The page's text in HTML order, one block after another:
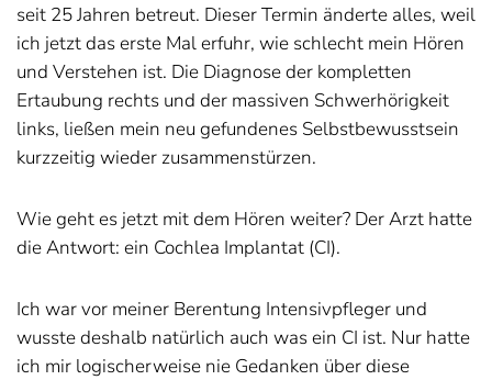
seit 25 Jahren betreut. Dieser Termin änderte alles, weil
ich jetzt das erste Mal erfuhr, wie schlecht mein Hören
und Verstehen ist. Die Diagnose der kompletten
Ertaubung rechts und der massiven Schwerhörigkeit
links, ließen mein neu gefundenes Selbstbewusstsein
kurzzeitig wieder zusammenstürzen.
Wie geht es jetzt mit dem Hören weiter? Der Arzt hatte
die Antwort: ein Cochlea Implantat (CI).
Ich war vor meiner Berentung Intensivpfleger und
wusste deshalb natürlich auch was ein CI ist. Nur hatte
ich mir logischerweise nie Gedanken über diese